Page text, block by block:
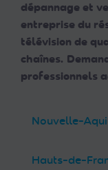
dépannage et
entreprise du
télévision de
chaînes.
professionnels
Nouvelle-
Hauts-de-